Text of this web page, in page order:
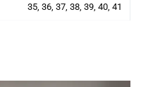
35, 36, 37, 38, 39, 40, 41